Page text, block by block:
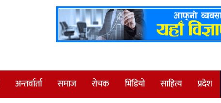
अन्तर्वार्ता समाज रोचक भिडियो साहित्य प्रदेश